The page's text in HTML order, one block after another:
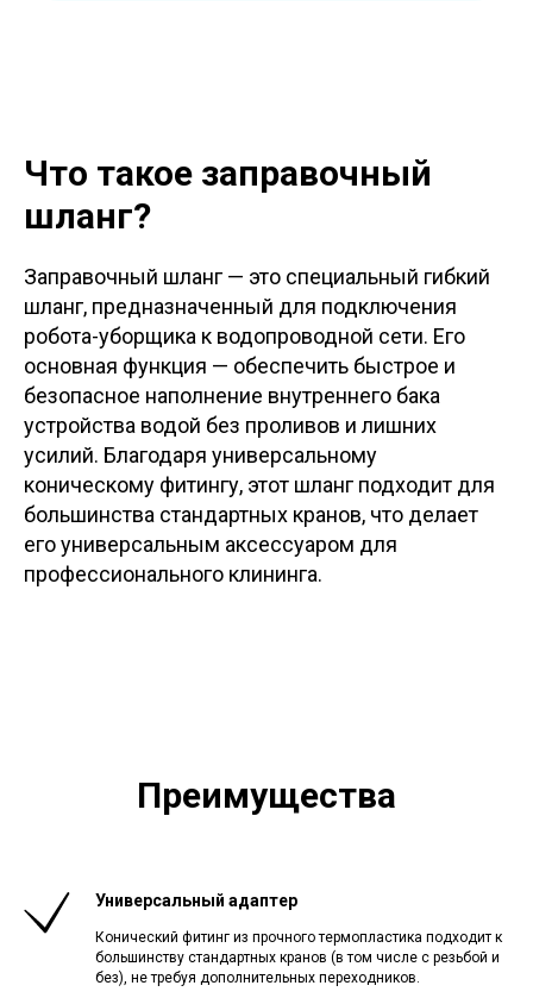
Что такое заправочный
шланг?
Заправочный шланг — это специальный гибкий
шланг, предназначенный для подключения
робота-уборщика к водопроводной сети. Его
основная функция — обеспечить быстрое и
безопасное наполнение внутреннего бака
устройства водой без проливов и лишних
усилий. Благодаря универсальному
коническому фитингу, этот шланг подходит для
большинства стандартных кранов, что делает
его универсальным аксессуаром для
профессионального клининга.
Преимущества
Универсальный адаптер
Конический фитинг из прочного термопластика подходит к
большинству стандартных кранов (в том числе с резьбой и
без), не требуя дополнительных переходников.